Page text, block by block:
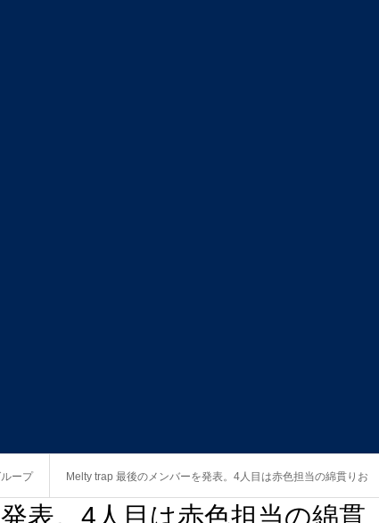
ープ Melty trap 最後のメンバーを発表。4人目は赤色担当の綿貫りお
表。4人目は赤色担当の綿貫